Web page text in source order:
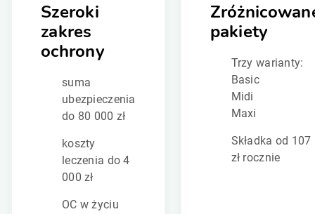
Szeroki
zakres
ochrony
suma
ubezpieczenia
do 80 000 zł
koszty
leczenia do 4
000 zł
OC w życiu
pakiety
Trzy warianty:
Basic
Midi
Maxi
Składka od 107
zł rocznie